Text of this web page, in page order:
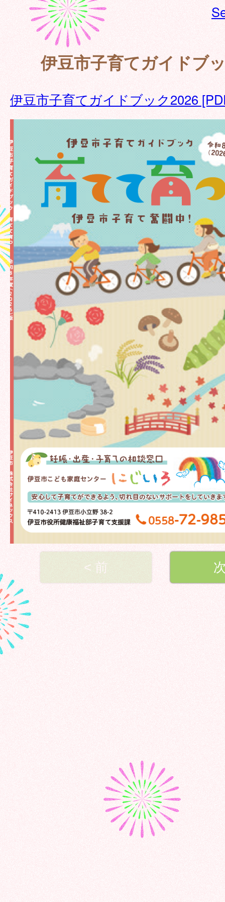
伊豆市子育てガイドブ
伊豆市子育てガイドブック2026
< 前